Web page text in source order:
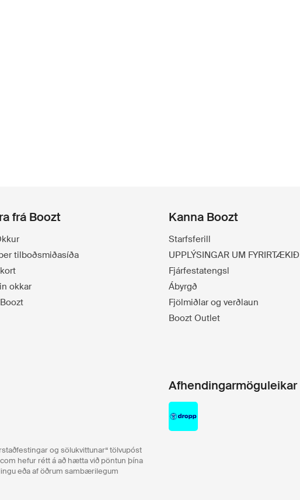
frá Boozt
tilboðsmiðasíða
okkar
Kanna Boozt
Starfsferill
UPPLÝSINGAR UM FYRIRTÆKIÐ
Fjárfestatengsl
Ábyrgð
Fjölmiðlar og verðlaun
Boozt Outlet
og sölukvittunar“ tölvupóst
hefur rétt á að hætta við pöntun þína
eða af öðrum sambærilegum
Afhendingarmöguleikar